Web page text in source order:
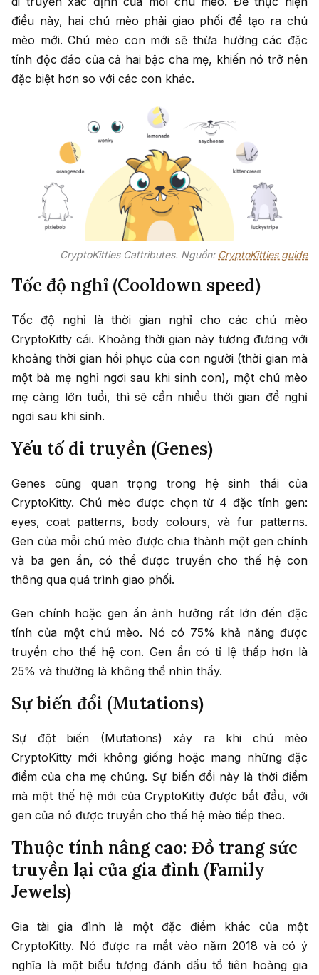
điều này, hai chú mèo phải giao phối để tạo ra chú
mèo mới. Chú mèo con mới sẽ thừa hưởng các đặc
tính độc đáo của cả hai bậc cha mẹ, khiến nó trở nên
đặc biệt hơn so với các con khác.
CryptoKitties Cattributes. Nguồn: CryptoKitties guide
Tốc độ nghỉ (Cooldown speed)
Tốc độ nghỉ là thời gian nghỉ cho các chú mèo
CryptoKitty cái. Khoảng thời gian này tương đương với
khoảng thời gian hồi phục của con người (thời gian mà
một bà mẹ nghỉ ngơi sau khi sinh con), một chú mèo
mẹ càng lớn tuổi, thì sẽ cần nhiều thời gian để nghỉ
ngơi sau khi sinh.
Yếu tố di truyền (Genes)
Genes cũng quan trọng trong hệ sinh thái của
CryptoKitty. Chú mèo được chọn từ 4 đặc tính gen:
eyes, coat patterns, body colours, và fur patterns.
Gen của mỗi chú mèo được chia thành một gen chính
và ba gen ẩn, có thể được truyền cho thế hệ con
thông qua quá trình giao phối.
Gen chính hoặc gen ẩn ảnh hưởng rất lớn đến đặc
tính của một chú mèo. Nó có 75% khả năng được
truyền cho thế hệ con. Gen ẩn có tỉ lệ thấp hơn là
25% và thường là không thể nhìn thấy.
Sự biến đổi (Mutations)
Sự đột biến (Mutations) xảy ra khi chú mèo
CryptoKitty mới không giống hoặc mang những đặc
điểm của cha mẹ chúng. Sự biến đổi này là thời điểm
mà một thế hệ mới của CryptoKitty được bắt đầu, với
gen của nó được truyền cho thế hệ mèo tiếp theo.
Thuộc tính nâng cao: Đồ trang sức
truyền lại của gia đình (Family
Jewels)
Gia tài gia đình là một đặc điểm khác của một
CryptoKitty. Nó được ra mắt vào năm 2018 và có ý
nghĩa là một biểu tượng đánh dấu tổ tiên hoàng gia